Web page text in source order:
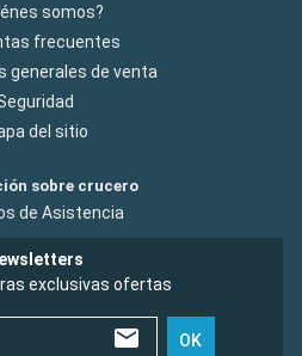
somos?
frecuentes
generales de venta
del sitio
sobre crucero
de Asistencia
exclusivas ofertas
OK